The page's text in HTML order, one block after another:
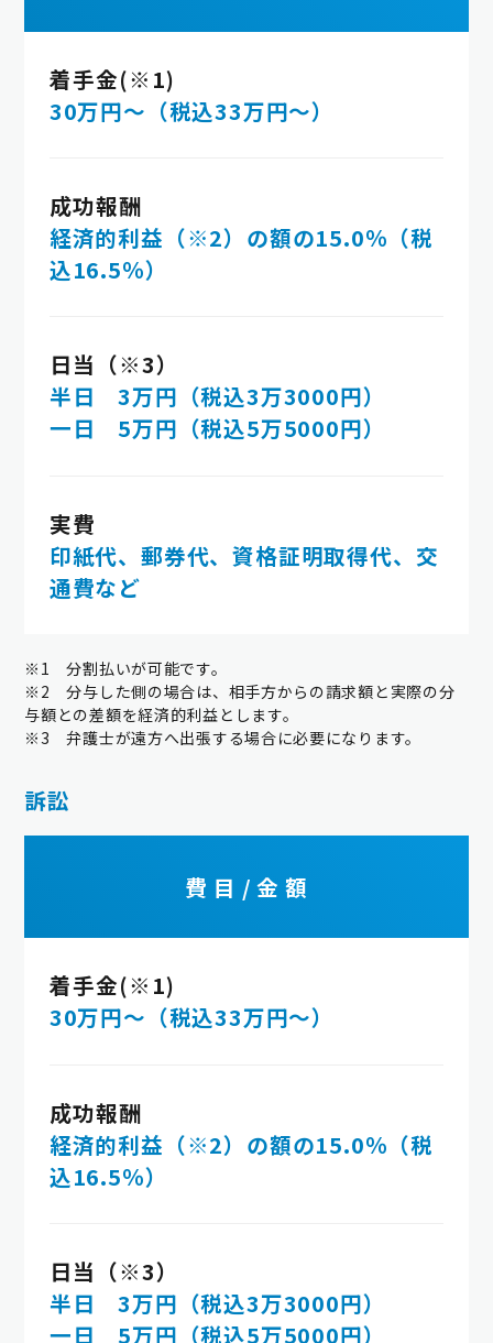
着手金(※1)
30万円～（税込33万円～）
成功報酬
経済的利益（※2）の額の15.0％（税
込16.5％）
日当（※3）
半日 3万円（税込3万3000円）
一日 5万円（税込5万5000円）
実費
印紙代、郵券代、資格証明取得代、交
通費など
※1 分割払いが可能です。
※2 分与した側の場合は、相手方からの請求額と実際の分
与額との差額を経済的利益とします。
※3 弁護士が遠方へ出張する場合に必要になります。
訴訟
費 目 / 金 額
着手金(※1)
30万円～（税込33万円～）
成功報酬
経済的利益（※2）の額の15.0％（税
込16.5％）
日当（※3）
半日 3万円（税込3万3000円）
一日 5万円（税込5万5000円）